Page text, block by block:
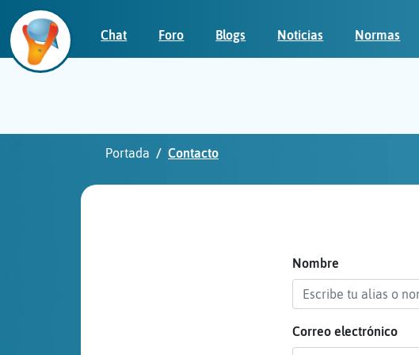
Chat Foro Blogs Noticias Normas
Portada Contacto
Nombre
Correo electrónico
Iniciar